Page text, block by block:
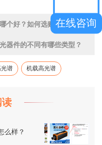
个好？如何选购？
器件的不同有哪些类型？
谱 机载高光谱
读
么样？
在线咨询